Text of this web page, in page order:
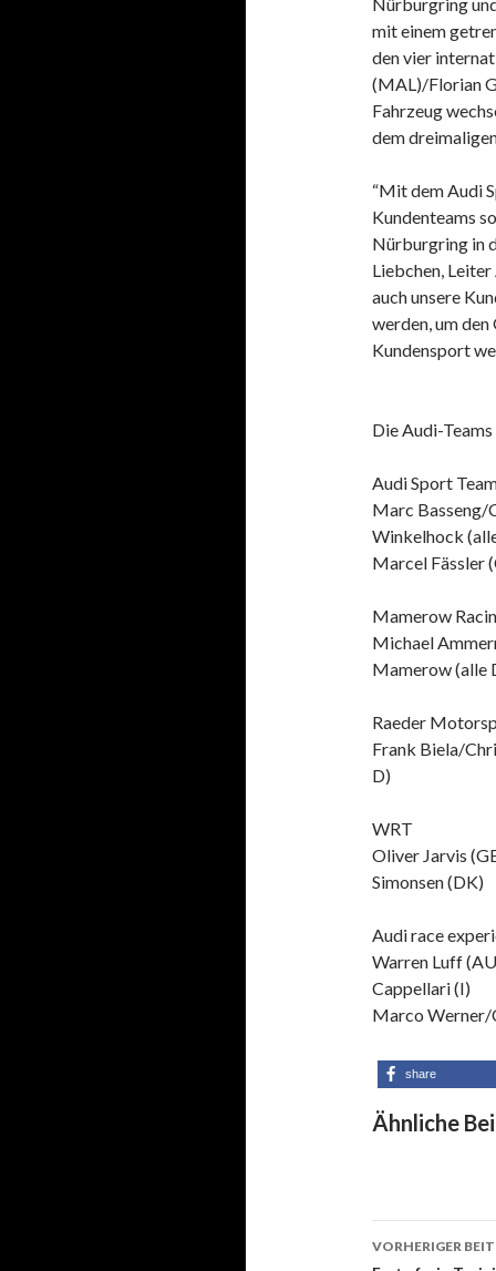
mit einem
den vier
(MAL)/Florian
Fahrzeug
dem
“Mit dem Audi
Kundenteams
Nürburgring in
Liebchen,
auch unsere
werden, um
Kundensport
Die Audi-
Audi Sport
Marc Basseng/
Winkelhock
Marcel Fässler
Mamerow
Michael
Mamerow (alle
Raeder
Frank Biela/
D)
WRT
Oliver Jarvis
Simonsen (DK)
Audi race
Warren Luff
Cappellari (I)
Marco Werner/
share
Ähnliche
VORHERIGER